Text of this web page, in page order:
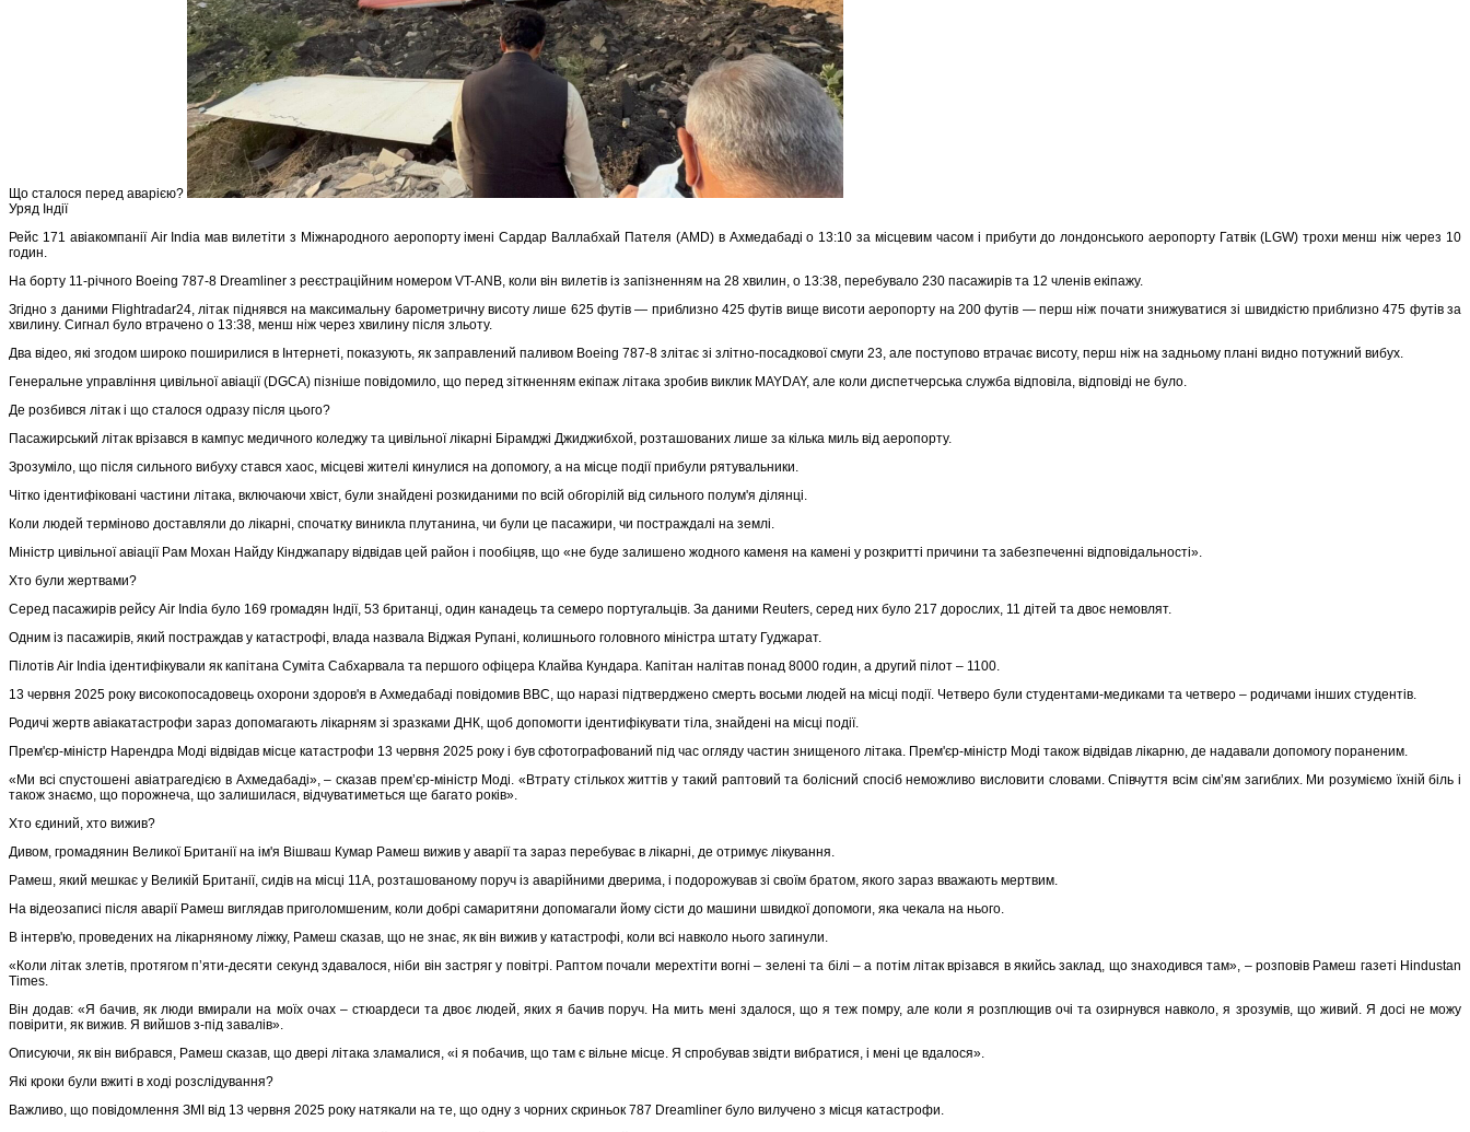
Що сталося перед аварією?
Уряд Індії
Рейс 171 авіакомпанії Air India мав вилетіти з Міжнародного аеропорту імені Сардар Валлабхай Пателя (AMD) в Ахмедабаді о 13:10 за місцевим часом і прибути до лондонського аеропорту Гатвік (LGW) трохи менш ніж через 10
годин.
На борту 11-річного Boeing 787-8 Dreamliner з реєстраційним номером VT-ANB, коли він вилетів із запізненням на 28 хвилин, о 13:38, перебувало 230 пасажирів та 12 членів екіпажу.
Згідно з даними Flightradar24, літак піднявся на максимальну барометричну висоту лише 625 футів — приблизно 425 футів вище висоти аеропорту на 200 футів — перш ніж почати знижуватися зі швидкістю приблизно 475 футів за
хвилину. Сигнал було втрачено о 13:38, менш ніж через хвилину після зльоту.
Два відео, які згодом широко поширилися в Інтернеті, показують, як заправлений паливом Boeing 787-8 злітає зі злітно-посадкової смуги 23, але поступово втрачає висоту, перш ніж на задньому плані видно потужний вибух.
Генеральне управління цивільної авіації (DGCA) пізніше повідомило, що перед зіткненням екіпаж літака зробив виклик MAYDAY, але коли диспетчерська служба відповіла, відповіді не було.
Де розбився літак і що сталося одразу після цього?
Пасажирський літак врізався в кампус медичного коледжу та цивільної лікарні Бірамджі Джиджибхой, розташованих лише за кілька миль від аеропорту.
Зрозуміло, що після сильного вибуху стався хаос, місцеві жителі кинулися на допомогу, а на місце події прибули рятувальники.
Чітко ідентифіковані частини літака, включаючи хвіст, були знайдені розкиданими по всій обгорілій від сильного полум'я ділянці.
Коли людей терміново доставляли до лікарні, спочатку виникла плутанина, чи були це пасажири, чи постраждалі на землі.
Міністр цивільної авіації Рам Мохан Найду Кінджапару відвідав цей район і пообіцяв, що «не буде залишено жодного каменя на камені у розкритті причини та забезпеченні відповідальності».
Хто були жертвами?
Серед пасажирів рейсу Air India було 169 громадян Індії, 53 британці, один канадець та семеро португальців. За даними Reuters, серед них було 217 дорослих, 11 дітей та двоє немовлят.
Одним із пасажирів, який постраждав у катастрофі, влада назвала Віджая Рупані, колишнього головного міністра штату Гуджарат.
Пілотів Air India ідентифікували як капітана Суміта Сабхарвала та першого офіцера Клайва Кундара. Капітан налітав понад 8000 годин, а другий пілот – 1100.
13 червня 2025 року високопосадовець охорони здоров'я в Ахмедабаді повідомив BBC, що наразі підтверджено смерть восьми людей на місці події. Четверо були студентами-медиками та четверо – родичами інших студентів.
Родичі жертв авіакатастрофи зараз допомагають лікарням зі зразками ДНК, щоб допомогти ідентифікувати тіла, знайдені на місці події.
Прем'єр-міністр Нарендра Моді відвідав місце катастрофи 13 червня 2025 року і був сфотографований під час огляду частин знищеного літака. Прем'єр-міністр Моді також відвідав лікарню, де надавали допомогу пораненим.
«Ми всі спустошені авіатрагедією в Ахмедабаді», – сказав прем’єр-міністр Моді. «Втрату стількох життів у такий раптовий та болісний спосіб неможливо висловити словами. Співчуття всім сім’ям загиблих. Ми розуміємо їхній біль і
також знаємо, що порожнеча, що залишилася, відчуватиметься ще багато років».
Хто єдиний, хто вижив?
Дивом, громадянин Великої Британії на ім'я Вішваш Кумар Рамеш вижив у аварії та зараз перебуває в лікарні, де отримує лікування.
Рамеш, який мешкає у Великій Британії, сидів на місці 11A, розташованому поруч із аварійними дверима, і подорожував зі своїм братом, якого зараз вважають мертвим.
На відеозаписі після аварії Рамеш виглядав приголомшеним, коли добрі самаритяни допомагали йому сісти до машини швидкої допомоги, яка чекала на нього.
В інтерв'ю, проведених на лікарняному ліжку, Рамеш сказав, що не знає, як він вижив у катастрофі, коли всі навколо нього загинули.
«Коли літак злетів, протягом п’яти-десяти секунд здавалося, ніби він застряг у повітрі. Раптом почали мерехтіти вогні – зелені та білі – а потім літак врізався в якийсь заклад, що знаходився там», – розповів Рамеш газеті Hindustan
Times.
Він додав: «Я бачив, як люди вмирали на моїх очах – стюардеси та двоє людей, яких я бачив поруч. На мить мені здалося, що я теж помру, але коли я розплющив очі та озирнувся навколо, я зрозумів, що живий. Я досі не можу
повірити, як вижив. Я вийшов з-під завалів».
Описуючи, як він вибрався, Рамеш сказав, що двері літака зламалися, «і я побачив, що там є вільне місце. Я спробував звідти вибратися, і мені це вдалося».
Які кроки були вжиті в ході розслідування?
Важливо, що повідомлення ЗМІ від 13 червня 2025 року натякали на те, що одну з чорних скриньок 787 Dreamliner було вилучено з місця катастрофи.